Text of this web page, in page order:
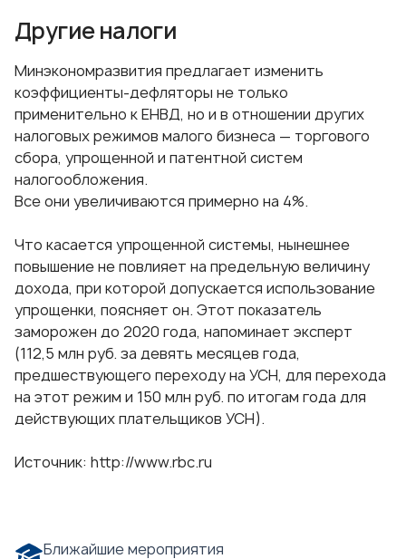
Другие налоги
Минэкономразвития предлагает изменить
коэффициенты-дефляторы не только
применительно к ЕНВД, но и в отношении других
налоговых режимов малого бизнеса — торгового
сбора, упрощенной и патентной систем
налогообложения.
Все они увеличиваются примерно на 4%.
Что касается упрощенной системы, нынешнее
повышение не повлияет на предельную величину
дохода, при которой допускается использование
упрощенки, поясняет он. Этот показатель
заморожен до 2020 года, напоминает эксперт
(112,5 млн руб. за девять месяцев года,
предшествующего переходу на УСН, для перехода
на этот режим и 150 млн руб. по итогам года для
действующих плательщиков УСН).
Источник: http://www.rbc.ru
Ближайшие мероприятия